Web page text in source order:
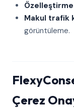
Özelleştirme
Makul trafik
görüntüleme.
Çerez